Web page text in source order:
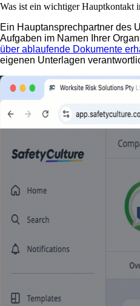
Was ist ein wichtiger Hauptkontakt
Ein Hauptansprechpartner des
Aufgaben im Namen Ihrer
über ablaufende Dokumente
eigenen Unterlagen